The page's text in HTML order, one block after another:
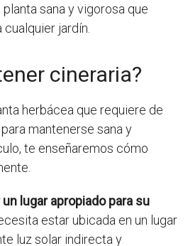
sana y vigorosa que
jardín.
cineraria?
herbácea que requiere de
mantenerse sana y
te enseñaremos cómo
lugar apropiado para su
estar ubicada en un lugar
luz solar indirecta y